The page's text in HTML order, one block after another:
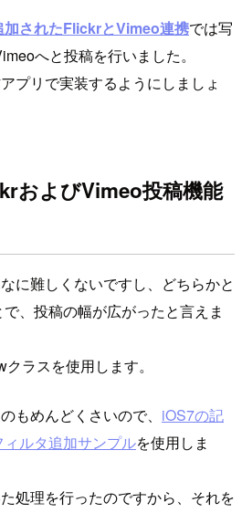
加されたFlickrとVimeo連携では写
へと投稿を行いました。
プリで実装するようにしましょ
およびVimeo投稿機能
に難しくないですし、どちらかと
、投稿の幅が広がったと言えま
ラスを使用します。
もめんどくさいので、 iOS7の記
ルタ追加サンプルを使用しま
処理を行ったのですから、それを